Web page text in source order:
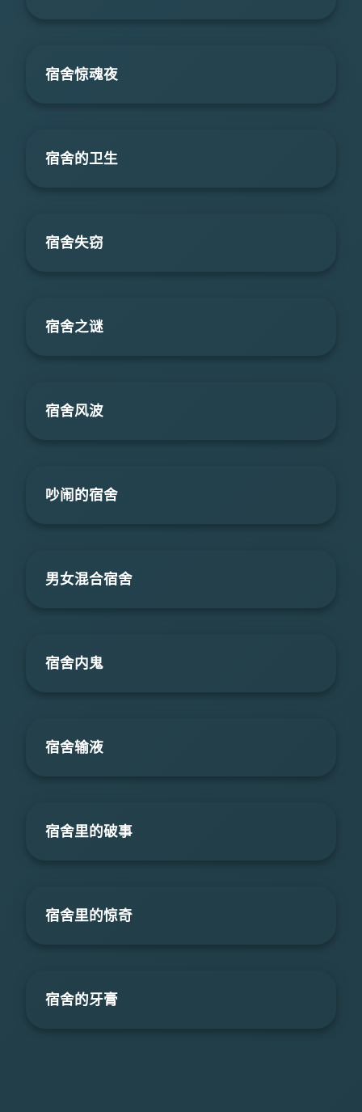
宿舍惊魂夜
宿舍的卫生
宿舍失窃
宿舍之谜
宿舍风波
吵闹的宿舍
男女混合宿舍
宿舍内鬼
宿舍输液
宿舍里的破事
宿舍里的惊奇
宿舍的牙膏